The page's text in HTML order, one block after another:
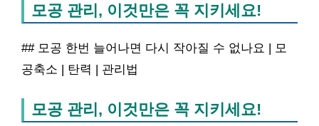
모공 관리, 이것만은 꼭 지키세요!
## 모공 한번 늘어나면 다시 작아질 수 없나요 | 모
공축소 | 탄력 | 관리법
모공 관리, 이것만은 꼭 지키세요!